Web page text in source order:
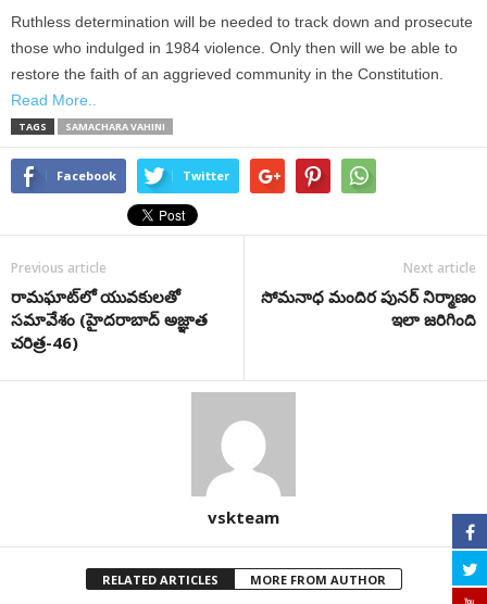
Ruthless determination will be needed to track down and prosecute
those who indulged in 1984 violence. Only then will we be able to
restore the faith of an aggrieved community in the Constitution.
Read More..
TAGS SAMACHARA VAHINI
Facebook Twitter
Previous article
రామఘాట్‌లో యువకులతో
సమావేశం (హైదరాబాద్ అజ్ఞాత
చరిత్ర-46)
Next article
సోమనాధ మందిర పునర్ నిర్మాణం
ఇలా జరిగింది
vskteam
RELATED ARTICLES MORE FROM AUTHOR